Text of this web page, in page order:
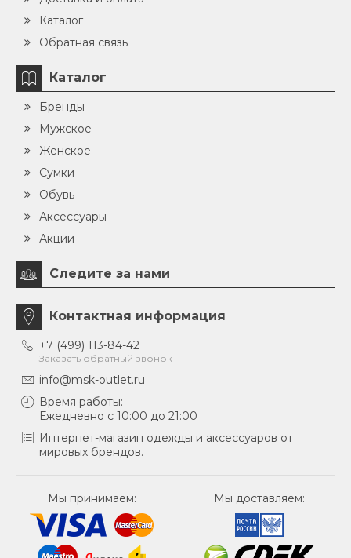
Каталог
Обратная связь
Каталог
Бренды
Мужское
Женское
Сумки
Обувь
Аксессуары
Акции
Следите за нами
Контактная информация
+7 (499) 113-84-42
Заказать обратный звонок
info@msk-outlet.ru
Время работы:
Ежедневно с 10:00 до 21:00
Интернет-магазин одежды и аксессуаров от
мировых брендов.
Мы принимаем: Мы доставляем: